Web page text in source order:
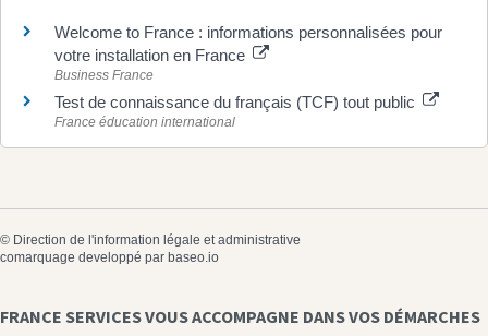
Welcome to France : informations personnalisées pour
votre installation en France
Business France
Test de connaissance du français (TCF) tout public
France éducation international
© Direction de l'information légale et administrative
comarquage developpé par baseo.io
FRANCE SERVICES VOUS ACCOMPAGNE DANS VOS DÉMARCHES